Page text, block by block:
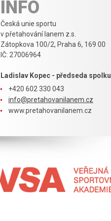
INFO
Česká unie sportu
v přetahování lanem z.s.
Zátopkova 100/2, Praha 6, 169 00
IČ: 27006964
Ladislav Kopec - předseda spolku
+420 602 330 043
info@pretahovanilanem.cz
www.pretahovanilanem.cz